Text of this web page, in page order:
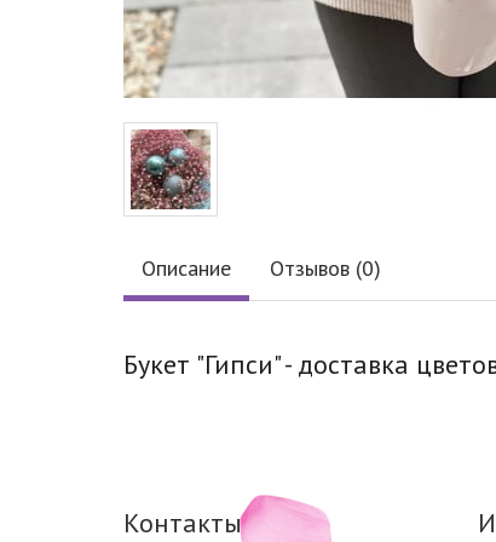
Описание Отзывов (0)
Букет "Гипси" - доставка
Контакты